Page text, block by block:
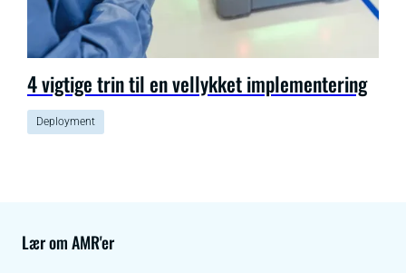
4 vigtige trin til en vellykket implementering
Deployment
Lær om AMR'er